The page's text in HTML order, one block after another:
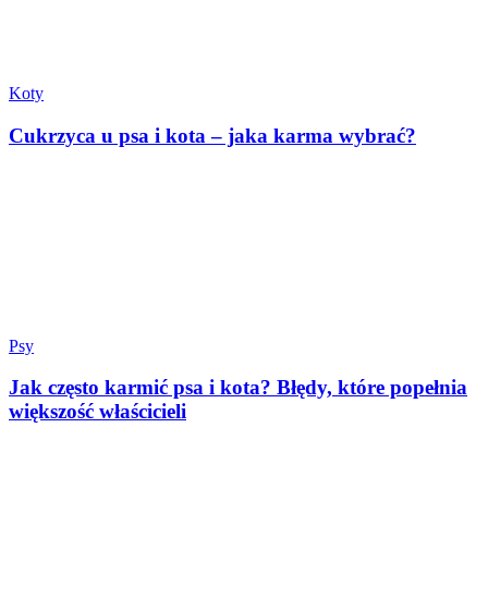
Koty
Cukrzyca u psa i kota – jaka karma wybrać?
Psy
Jak często karmić psa i kota? Błędy, które popełnia
większość właścicieli